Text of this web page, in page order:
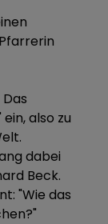
Das
also zu
dabei
Beck.
"Wie das